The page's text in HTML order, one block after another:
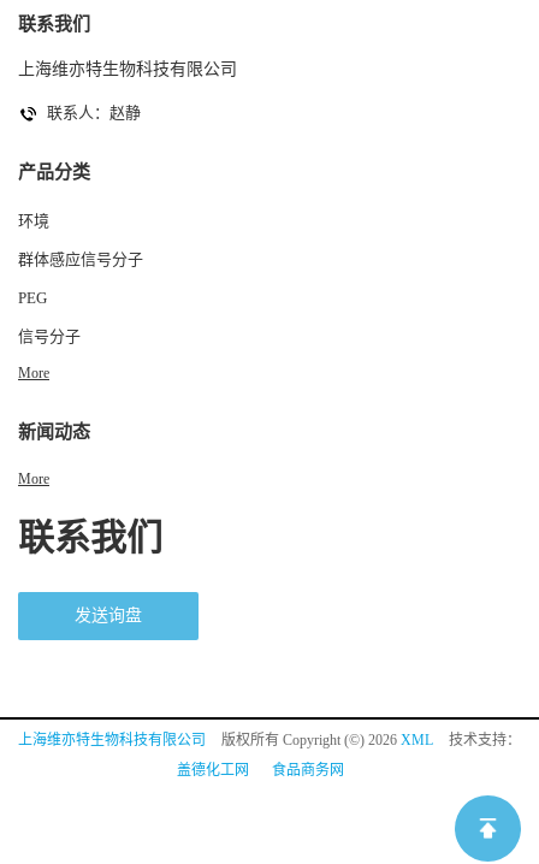
联系我们
上海维亦特生物科技有限公司
联系人：赵静
产品分类
环境
群体感应信号分子
PEG
信号分子
More
新闻动态
More
联系我们
发送询盘
上海维亦特生物科技有限公司 版权所有 Copyright (©) 2026 XML
技术支持：
盖德化工网
食品商务网